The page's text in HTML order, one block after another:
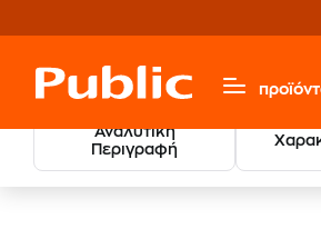
Αναλυτική
Περιγραφή
Παιχνίδια & Παιδικά